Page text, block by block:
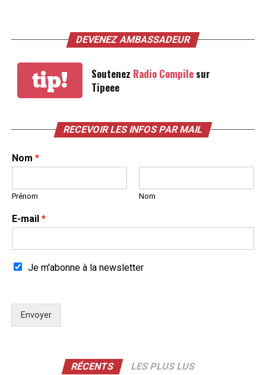
DEVENEZ AMBASSADEUR
tip! Soutenez Radio Compilesur
Tipeee
RECEVOIR LES INFOS PAR MAIL
Nom *
Prénom Nom
E-mail *
Je m'abonne à la newsletter
Envoyer
RÉCENTS LES PLUS LUS